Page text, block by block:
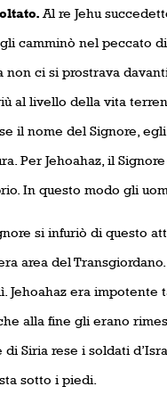
Al re Jehu
camminò nel peccato
ci si prostrava
al livello della vita
il nome del Signore,
Per Jehoahaz, il
In questo modo gli
si infuriò di questo
area del
Jehoahaz era impotente
alla fine gli erano
di Siria rese i soldati
sotto i piedi.